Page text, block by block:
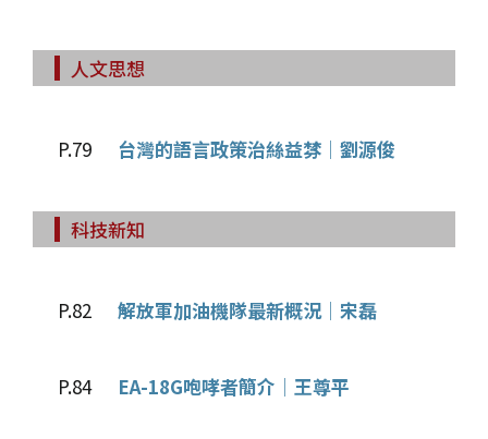
人文思想
P.79 台灣的語言政策治絲益棼│劉源俊
科技新知
P.82 解放軍加油機隊最新概況│宋磊
P.84 EA-18G咆哮者簡介│王尊平